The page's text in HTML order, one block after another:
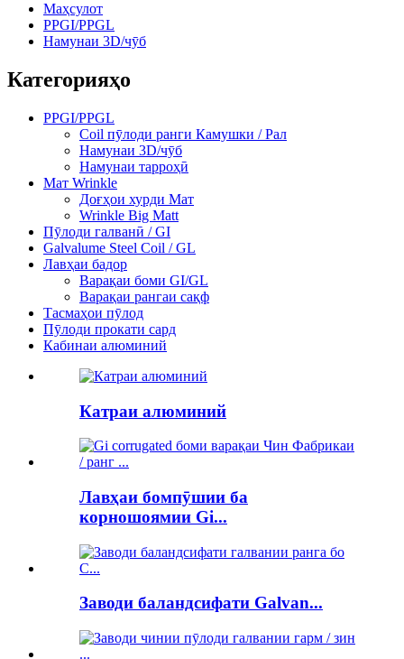
Маҳсулот
PPGI/PPGL
Намунаи 3D/чӯб
Категорияҳо
PPGI/PPGL
Coil пӯлоди ранги Камушки / Рал
Намунаи 3D/чӯб
Намунаи тарроҳӣ
Мат Wrinkle
Доғҳои хурди Мат
Wrinkle Big Matt
Пӯлоди галванӣ / GI
Galvalume Steel Coil / GL
Лавҳаи бадор
Варақаи боми GI/GL
Варақаи рангаи сақф
Тасмаҳои пӯлод
Пӯлоди прокати сард
Кабинаи алюминий
Катраи алюминий
Лавҳаи бомпӯшии ба
корношоямии Gi...
Заводи баландсифати Galvan...